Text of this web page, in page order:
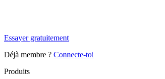
Essayer gratuitement
Déjà membre ? Connecte-toi
Produits